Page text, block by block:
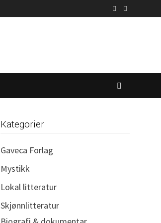
Kategorier
Gaveca Forlag
Mystikk
Lokal litteratur
Skjønnlitteratur